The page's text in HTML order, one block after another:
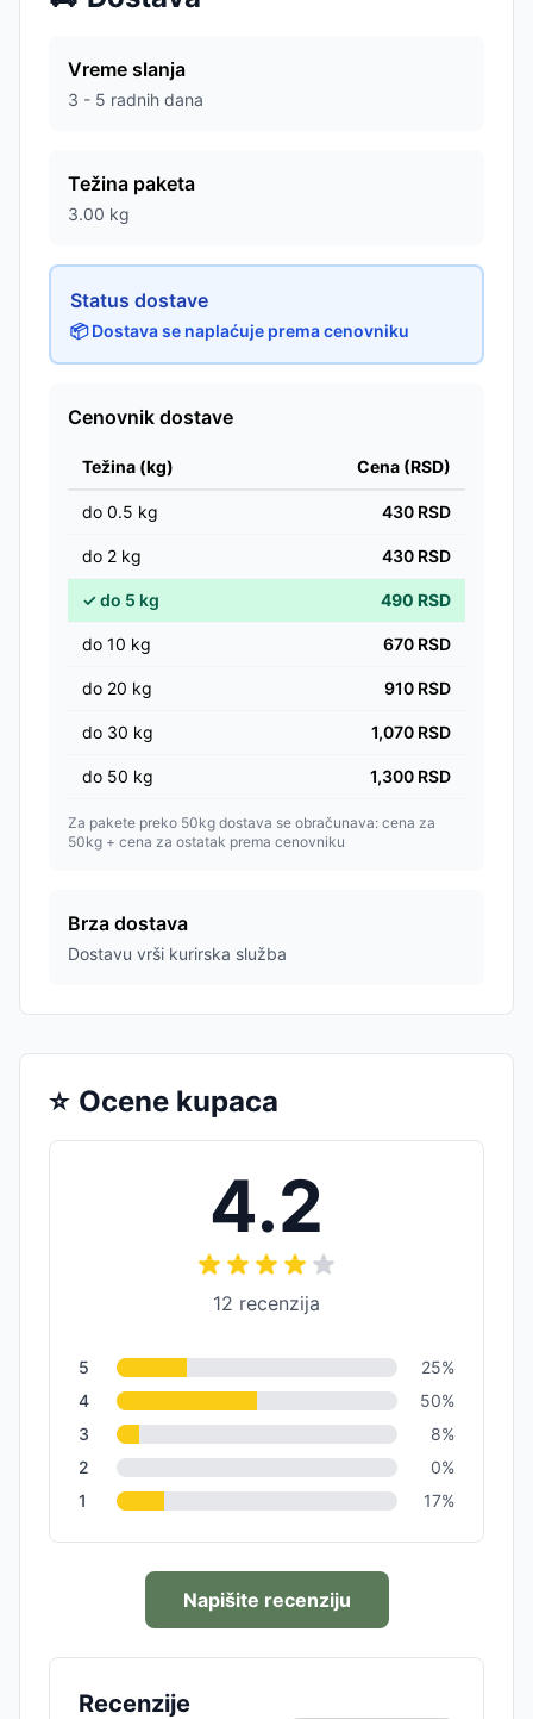
Vreme slanja
3 - 5 radnih dana
Težina paketa
3.00 kg
Status dostave
📦 Dostava se naplaćuje prema cenovniku
Cenovnik dostave
Težina (kg) Cena (RSD)
do 0.5 kg 430 RSD
do 2 kg 430 RSD
✓do 5 kg 490 RSD
do 10 kg 670 RSD
do 20 kg 910 RSD
do 30 kg 1,070 RSD
do 50 kg 1,300 RSD
Za pakete preko 50kg dostava se obračunava: cena za
50kg + cena za ostatak prema cenovniku
Brza dostava
Dostavu vrši kurirska služba
⭐ Ocene kupaca
4.2
12 recenzija
5 25%
4
50%
3
8%
2
0%
1
17%
Napišite recenziju
Recenzije